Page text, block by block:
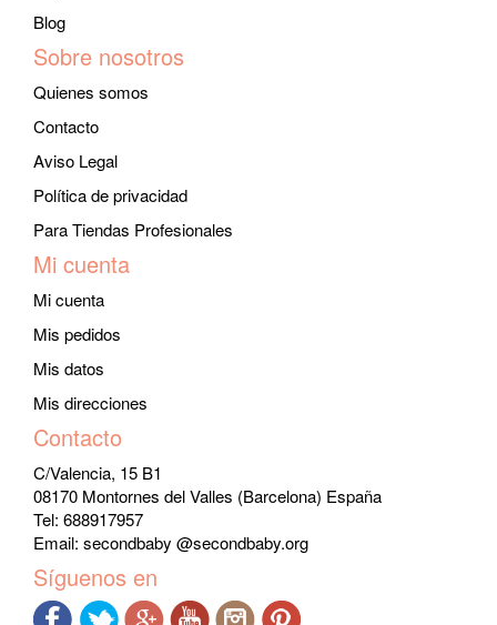
Blog
Sobre nosotros
Quienes somos
Contacto
Aviso Legal
Política de privacidad
Para Tiendas Profesionales
Mi cuenta
Mi cuenta
Mis pedidos
Mis datos
Mis direcciones
Contacto
C/Valencia, 15 B1
08170 Montornes del Valles (Barcelona) España
Tel: 688917957
Email: secondbaby @secondbaby.org
Síguenos en